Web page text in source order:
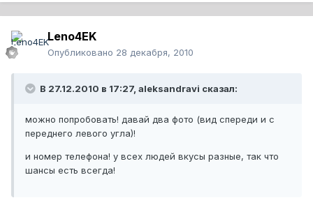
Leno4EK
Опубликовано 28 декабря, 2010
В 27.12.2010 в 17:27, aleksandravi сказал:
можно попробовать! давай два фото (вид спереди и с
переднего левого угла)!
и номер телефона! у всех людей вкусы разные, так что
шансы есть всегда!